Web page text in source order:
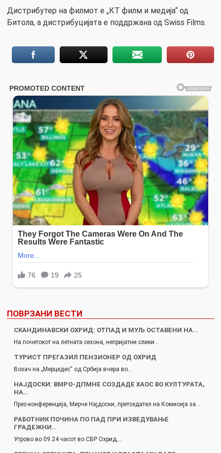
Дистрибутер на филмот е „КТ филм и медија“ од
Битола, а дистрибуцијата е поддржана од Swiss Films.
ПОВРЗАНИ ВЕСТИ
СКАНДИНАВСКИ ОХРИД: ОТПАД И МУЉ ОСТАВЕНИ НА…
На почетокот на летната сезона, непријатни слики…
ТУРИСТ ПРЕГАЗИЛ ПЕНЗИОНЕР ОД ОХРИД
Возач на „Мерцедес“ од Србија вчера во…
НАЈДОСКИ: ВМРО-ДПМНЕ СОЗДАДЕ ХАОС ВО КУЛТУРАТА,
НА…
Прес-конференција, Мирче Најдоски, претседател на Комисија за…
РАБОТНИК ПОЧИНА ПО ПАД ПРИ ИЗВЕДУВАЊЕ
ГРАДЕЖНИ…
Утрово во 09.24 часот во СВР Охрид,…